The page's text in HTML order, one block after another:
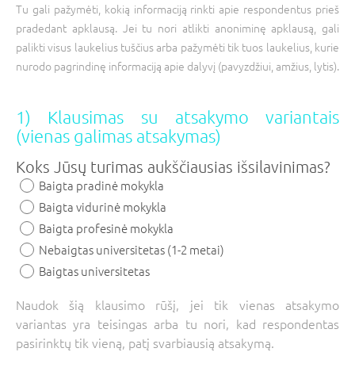
Tu gali pažymėti, kokią informaciją rinkti apie respondentus prieš
pradedant apklausą. Jei tu nori atlikti anoniminę apklausą, gali
palikti visus laukelius tuščius arba pažymėti tik tuos laukelius, kurie
nurodo pagrindinę informaciją apie dalyvį (pavyzdžiui, amžius, lytis).
1) Klausimas su atsakymo variantais
(vienas galimas atsakymas)
Koks Jūsų turimas aukščiausias išsilavinimas?
Baigta pradinė mokykla
Baigta vidurinė mokykla
Baigta profesinė mokykla
Nebaigtas universitetas (1-2 metai)
Baigtas universitetas
Naudok šią klausimo rūšį, jei tik vienas atsakymo
variantas yra teisingas arba tu nori, kad respondentas
pasirinktų tik vieną, patį svarbiausią atsakymą.